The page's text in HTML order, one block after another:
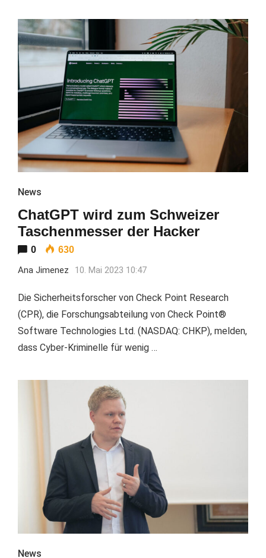
News
ChatGPT wird zum Schweizer
Taschenmesser der Hacker
0 630
Ana Jimenez 10. Mai 2023 10:47
Die Sicherheitsforscher von Check Point Research
(CPR), die Forschungsabteilung von Check Point®
Software Technologies Ltd. (NASDAQ: CHKP), melden,
dass Cyber-Kriminelle für wenig …
News